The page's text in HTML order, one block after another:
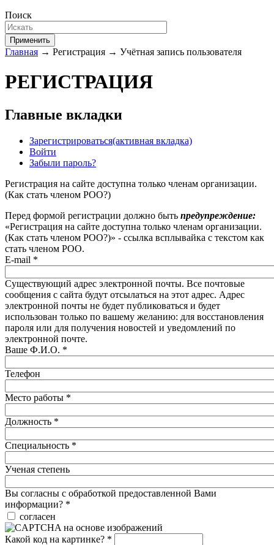
Поиск
Применить
Главная → Регистрация → Учётная запись пользователя
РЕГИСТРАЦИЯ
Главные вкладки
Зарегистрироваться(активная вкладка)
Войти
Забыли пароль?
Регистрация на сайте доступна только членам организации.
(Как стать членом РОО?)
Перед формой регистрации должно быть предупреждение:
«Регистрация на сайте доступна только членам организации.
(Как стать членом РОО?)» - ссылка всплывайка с текстом как
стать членом РОО.
E-mail *
Существующий адрес электронной почты. Все почтовые
сообщения с сайта будут отсылаться на этот адрес. Адрес
электронной почты не будет публиковаться и будет
использован только по вашему желанию: для восстановления
пароля или для получения новостей и уведомлений по
электронной почте.
Ваше Ф.И.О. *
Телефон
Место работы *
Должность *
Специальность *
Ученая степень
Вы согласны с обработкой предоставленной Вами
информации? *
согласен
Какой код на картинке? *